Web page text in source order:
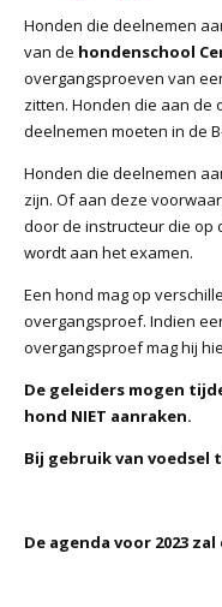
Honden die deelnemen
van de hondenschool
overgangsproeven van
zitten. Honden die aan de
deelnemen moeten in de
Honden die deelnemen
zijn. Of aan deze
door de instructeur die op
wordt aan het examen.
Een hond mag op
overgangsproef. Indien
overgangsproef mag hij
De geleiders mogen
hond NIET aanraken.
Bij gebruik van voedsel
De agenda voor 2023